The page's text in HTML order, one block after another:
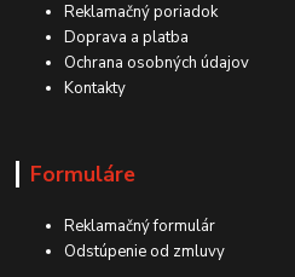
Reklamačný poriadok
Doprava a platba
Ochrana osobných údajov
Kontakty
Formuláre
Reklamačný formulár
Odstúpenie od zmluvy